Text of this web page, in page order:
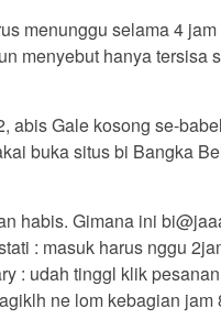
menunggu selama 4
menyebut hanya tersisa
abis Gale kosong se-
buka situs bi Bangka
habis. Gimana ini
: masuk harus nggu
: udah tinggl klik
ne lom kebagian